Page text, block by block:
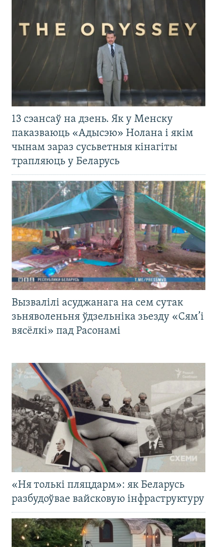
13 сэансаў на дзень. Як у Менску
паказваюць «Адысэю» Нолана і якім
чынам зараз сусьветныя кінагіты
трапляюць у Беларусь
Вызвалілі асуджанага на сем сутак
зьняволеньня ўдзельніка зьезду «Сям’і
вясёлкі» пад Расонамі
«Ня толькі пляцдарм»: як Беларусь
разбудоўвае вайсковую інфраструктуру